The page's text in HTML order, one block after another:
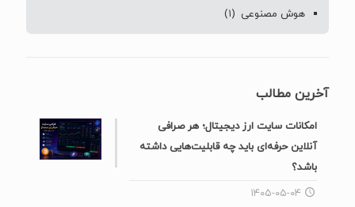
هوش مصنوعی (۱)
آخرین مطالب
امکانات سایت ارز دیجیتال؛ هر صرافی
آنلاین حرفه‌ای باید چه قابلیت‌هایی داشته
باشد؟
۱۴۰۵-۰۵-۰۴